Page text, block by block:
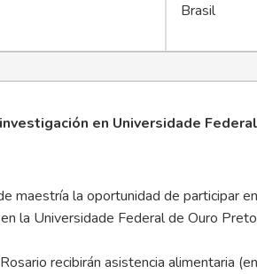
Brasil
en Universidade
maestría la oportunidad de participar
la Universidade Federal de Ouro
recibirán asistencia alimentaria